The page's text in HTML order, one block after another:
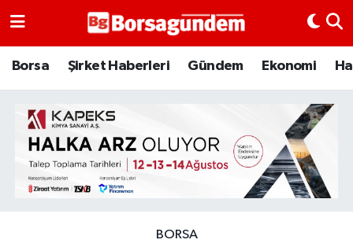
Borsa Şirket Haberleri Gündem Ekonomi
BORSA
Borsa
Emtia
Galeri